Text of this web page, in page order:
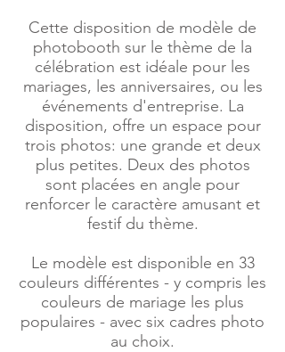
Cette disposition de modèle de
photobooth sur le thème de la
célébration est idéale pour les
mariages, les anniversaires, ou les
événements d'entreprise. La
disposition, offre un espace pour
trois photos: une grande et deux
plus petites. Deux des photos
sont placées en angle pour
renforcer le caractère amusant et
festif du thème.
Le modèle est disponible en 33
couleurs différentes - y compris les
couleurs de mariage les plus
populaires - avec six cadres photo
au choix.